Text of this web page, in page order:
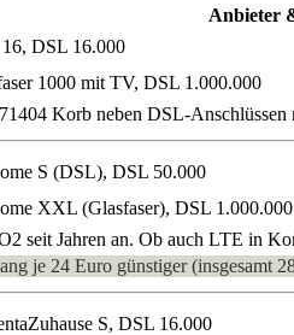
Anbieter
DSL 16.000
1000 mit TV, DSL 1.000.000
Korb neben DSL-Anschlüssen
S (DSL), DSL 50.000
XXL (Glasfaser), DSL 1.000.000
seit Jahren an. Ob auch LTE in
je 24 Euro günstiger (insgesamt
S, DSL 16.000